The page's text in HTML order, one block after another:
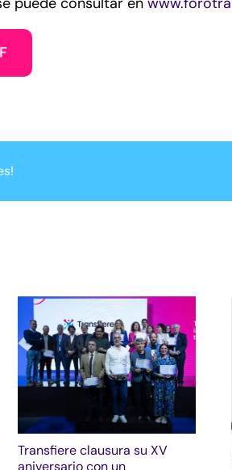
Transfiere clausura su XV
aniversario con un